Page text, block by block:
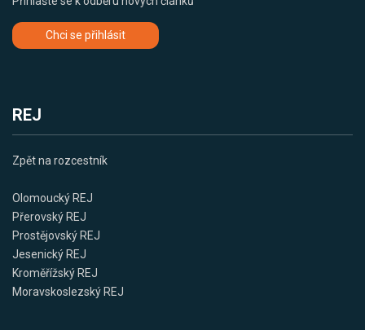
Chci se přihlásit
REJ
Zpět na rozcestník
Olomoucký REJ
Přerovský REJ
Prostějovský REJ
Jesenický REJ
Kroměřížský REJ
Moravskoslezský REJ